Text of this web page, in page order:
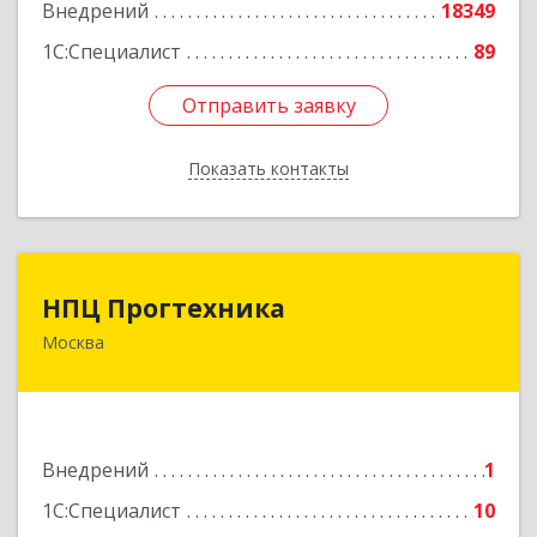
Внедрений
18349
1С:Специалист
89
Отправить заявку
Показать контакты
Отправить заявку
Назад
НПЦ Прогтехника
Москва
Внедрений
1
1С:Специалист
10
125040, Москва г, вн.тер.г. муниципальный
Подробнее